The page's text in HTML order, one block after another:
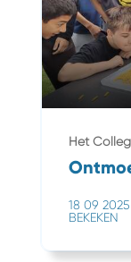
Het
18 09 2025
BEKEKEN